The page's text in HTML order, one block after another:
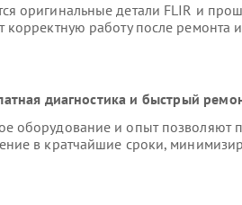
оригинальные детали FLIR и
корректную работу после ремонта
диагностика и быстрый
оборудование и опыт позволяют
в кратчайшие сроки,